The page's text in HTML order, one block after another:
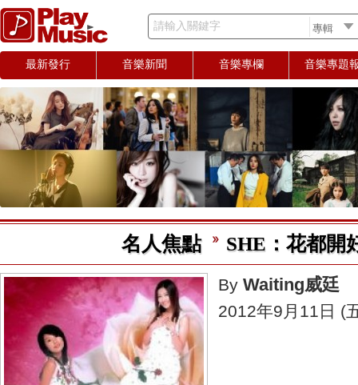
請輸入關鍵字
最新發行 音樂新聞 音樂專欄 音樂專題
名人焦點 SHE：花都開
By Waiting威廷
2012年9月11日 (